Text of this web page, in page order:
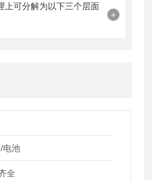
上可分解为以下三个层面
+
电池
全